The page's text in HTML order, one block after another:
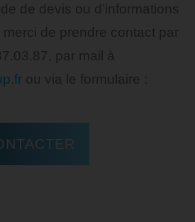
de devis ou d’informations
de prendre contact par
par mail à
ou via le formulaire :